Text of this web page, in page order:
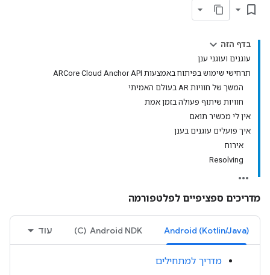
bookmark_border
בדף הזה
עוגנים ועוגני ענן
תרחישי שימוש בפיתוח באמצעות ARCore Cloud Anchor API
המשך של חוויות AR בעולם האמיתי
חוויות שיתוף פעולה בזמן אמת
אין לי מכשיר תואם
איך פועלים עוגנים בענן
אירוח
Resolving
מדריכים ספציפיים לפלטפורמה
‫Android (Kotlin/Java)
‫Android NDK ‏ (C) עוד
מדריך למתחילים